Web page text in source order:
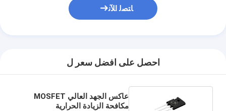
ﺎﺘﺼﻟ ﺍﻶﻧ
احصل على افضل سعر ل
عاكس الجهد العالي MOSFET
مكافحة الزيادة الحرارية